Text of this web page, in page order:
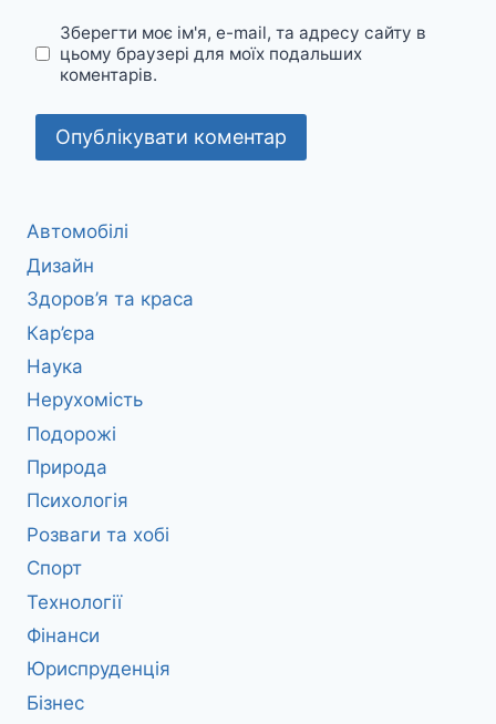
Зберегти моє ім'я, e-mail, та адресу сайту в
цьому браузері для моїх подальших
коментарів.
Автомобілі
Дизайн
Здоров’я та краса
Кар’єра
Наука
Нерухомість
Подорожі
Природа
Психологія
Розваги та хобі
Спорт
Технології
Фінанси
Юриспруденція
Бізнес